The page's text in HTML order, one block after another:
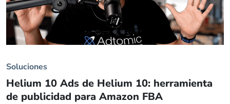
Soluciones
Helium 10 Ads de Helium 10: herramienta
de publicidad para Amazon FBA